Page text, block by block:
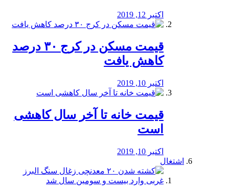
اکتبر 12, 2019
️قیمت مسکن در کرج ۳۰ درصد
کاهش یافت
اکتبر 10, 2019
قیمت خانه تا آخر سال کاهشی
است
اکتبر 10, 2019
اشتغال